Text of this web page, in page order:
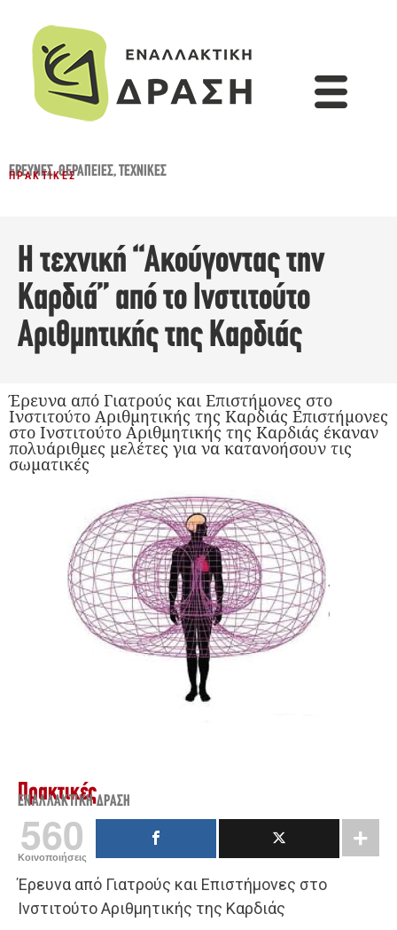
ΈΡΕΥΝΕΣ,ΘΕΡΑΠΕΊΕΣ,ΤΕΧΝΙΚΈΣ
ΠΡΑΚΤΙΚΈΣ
Η τεχνική “Ακούγοντας την
Καρδιά” από το Ινστιτούτο
Αριθμητικής της Καρδιάς
Έρευνα από Γιατρούς και Επιστήμονες στο
Ινστιτούτο Αριθμητικής της Καρδιάς Επιστήμονες
στο Ινστιτούτο Αριθμητικής της Καρδιάς έκαναν
πολυάριθμες μελέτες για να κατανοήσουν τις
σωματικές
Πρακτικές
ΕΝΑΛΛΑΚΤΙΚΉ ΔΡΆΣΗ
560
Κοινοποιήσεις
Έρευνα από Γιατρούς και Επιστήμονες στο
Ινστιτούτο Αριθμητικής της Καρδιάς